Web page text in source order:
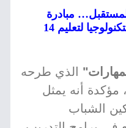
مبادرة
صادمة تخلط بين الزراعة والتكنولوجيا لتعليم 14
الذي طرحه
مؤكدة أنه يمثل
الشباب